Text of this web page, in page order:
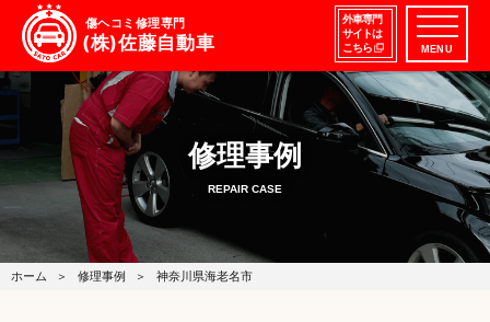
傷ヘコミ修理専門
(株)佐藤自動車
外車専門
サイトは
こちら
MENU
修理事例
REPAIR CASE
ホーム 修理事例 神奈川県海老名市